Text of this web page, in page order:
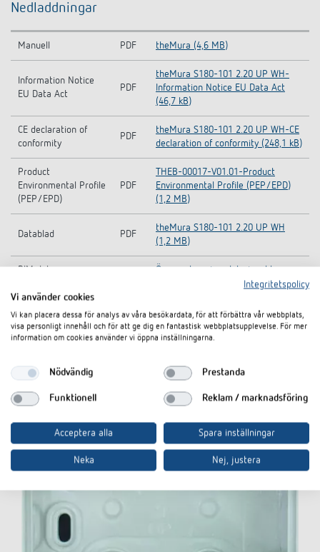
Nedladdningar
Manuell PDF theMura (4,6 MB)
Information Notice
EU Data Act
PDF
theMura S180-101 2.20 UP WH-
Information Notice EU Data Act
(46,7 kB)
CE declaration of
conformity
PDF
theMura S180-101 2.20 UP WH-CE
declaration of conformity (248,1 kB)
Product
Environmental Profile
(PEP/EPD)
PDF
THEB-00017-V01.01-Product
Environmental Profile (PEP/EPD)
(1,2 MB)
Datablad PDF
theMura S180-101 2.20 UP WH
(1,2 MB)
BIM data Öppna planeringsdata i webbapp
I dokumentkorgen
Tillbehör
Integritetspolicy
Vi använder cookies
Vi kan placera dessa för analys av våra besökardata, för att förbättra vår webbplats,
visa personligt innehåll och för att ge dig en fantastisk webbplatsupplevelse. För mer
information om cookies använder vi öppna inställningarna.
Nödvändig Prestanda
Funktionell Reklam / marknadsföring
Acceptera alla Spara inställningar
Neka Nej, justera